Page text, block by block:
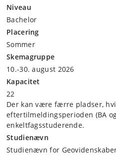
Niveau
Bachelor
Placering
Sommer
Skemagruppe
10.-30. august 2026
Kapacitet
22
Der kan være færre pladser,
eftertilmeldingsperioden (BA
enkeltfagsstuderende.
Studienævn
Studienævn for